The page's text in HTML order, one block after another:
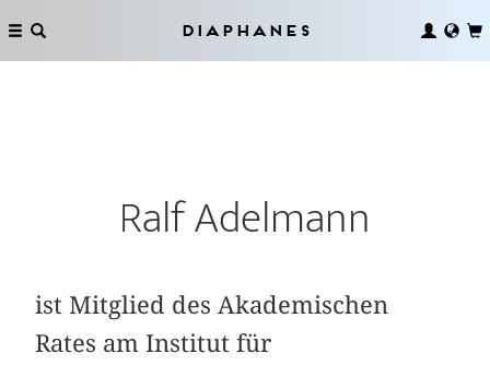
Diaphanes
Ralf Adelmann
ist Mitglied des Akademischen
Rates am Institut für